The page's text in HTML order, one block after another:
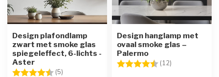
Design plafondlamp
zwart met smoke glas
spiegeleffect, 6-lichts -
Aster
Beoordeling: (5)
Design hanglamp met
ovaal smoke glas –
Palermo
Beoordeling: (12)